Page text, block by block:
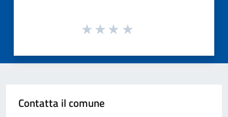
Contatta il comune